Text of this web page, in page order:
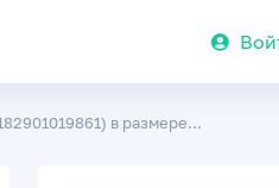
в размере...